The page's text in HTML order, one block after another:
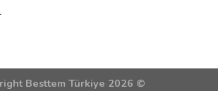
Besttem Türkiye 2026 ©